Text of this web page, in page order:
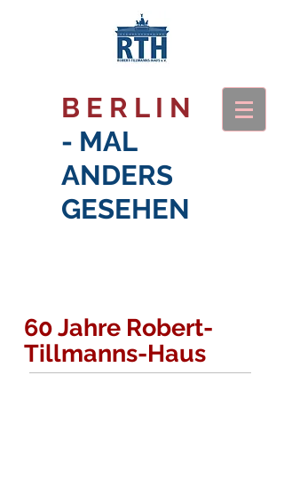
B E R L I N
- MAL
ANDERS
GESEHEN
60 Jahre Robert-
Tillmanns-Haus